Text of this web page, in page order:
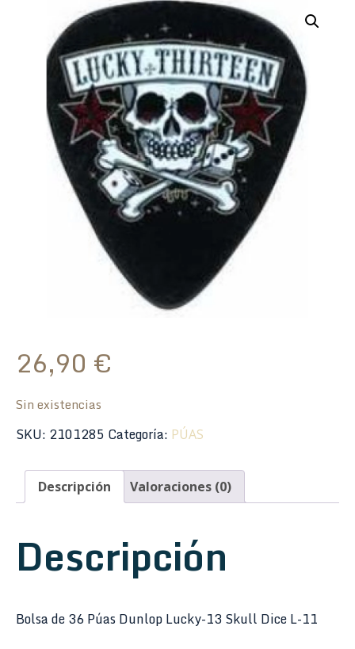
26,90 €
Sin existencias
SKU: 2101285 Categoría: PÚAS
Descripción Valoraciones (0)
Descripción
Bolsa de 36 Púas Dunlop Lucky-13 Skull Dice L-11